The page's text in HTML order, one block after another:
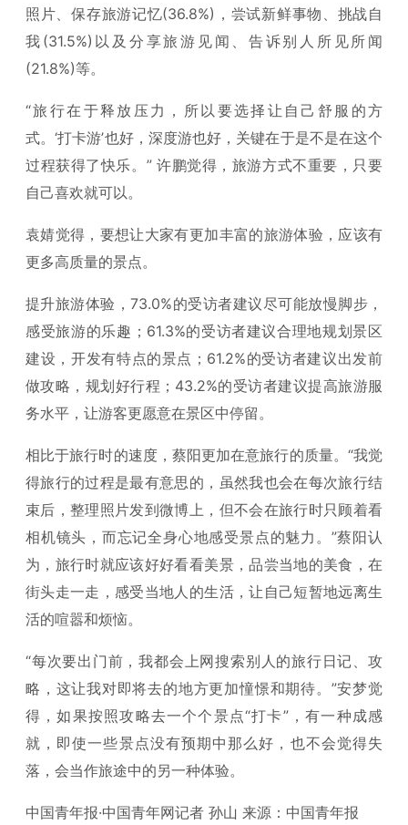
照片、保存旅游记忆(36.8%)，尝试新鲜事物、挑战自
我(31.5%)以及分享旅游见闻、告诉别人所见所闻
(21.8%)等。
“旅行在于释放压力，所以要选择让自己舒服的方
式。‘打卡游’也好，深度游也好，关键在于是不是在这个
过程获得了快乐。” 许鹏觉得，旅游方式不重要，只要
自己喜欢就可以。
袁婧觉得，要想让大家有更加丰富的旅游体验，应该有
更多高质量的景点。
提升旅游体验，73.0%的受访者建议尽可能放慢脚步，
感受旅游的乐趣；61.3%的受访者建议合理地规划景区
建设，开发有特点的景点；61.2%的受访者建议出发前
做攻略，规划好行程；43.2%的受访者建议提高旅游服
务水平，让游客更愿意在景区中停留。
相比于旅行时的速度，蔡阳更加在意旅行的质量。“我觉
得旅行的过程是最有意思的，虽然我也会在每次旅行结
束后，整理照片发到微博上，但不会在旅行时只顾着看
相机镜头，而忘记全身心地感受景点的魅力。”蔡阳认
为，旅行时就应该好好看看美景，品尝当地的美食，在
街头走一走，感受当地人的生活，让自己短暂地远离生
活的喧嚣和烦恼。
“每次要出门前，我都会上网搜索别人的旅行日记、攻
略，这让我对即将去的地方更加憧憬和期待。”安梦觉
得，如果按照攻略去一个个景点“打卡”，有一种成感
就，即使一些景点没有预期中那么好，也不会觉得失
落，会当作旅途中的另一种体验。
中国青年报·中国青年网记者 孙山 来源：中国青年报